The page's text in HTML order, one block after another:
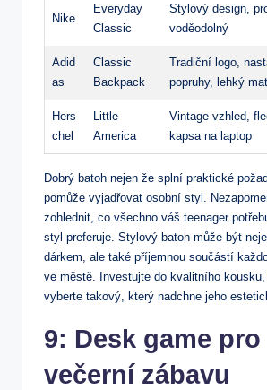
Nike
Everyday
Classic
Stylový design,
voděodolný
Adid
as
Classic
Backpack
Tradiční logo,
popruhy, lehký
Hers
chel
Little
America
Vintage vzhled,
kapsa na laptop
Dobrý batoh nejen že splní praktické
pomůže vyjadřovat osobní styl.
zohlednit, co všechno váš teenager
styl preferuje. Stylový batoh může být
dárkem, ale také příjemnou součástí
ve městě. Investujte do kvalitního
vyberte takový, který nadchne jeho
9: Desk game pro
večerní zábavu